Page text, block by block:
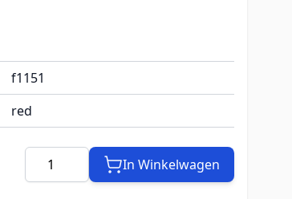
f1151
red
Aantal In Winkelwagen